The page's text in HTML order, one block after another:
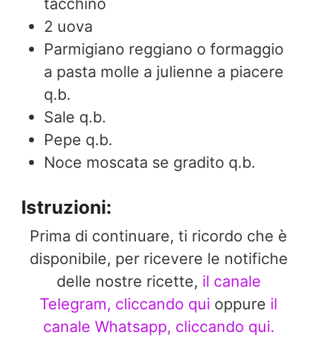
tacchino
2 uova
Parmigiano reggiano o formaggio
a pasta molle a julienne a piacere
q.b.
Sale q.b.
Pepe q.b.
Noce moscata se gradito q.b.
Istruzioni:
Prima di continuare, ti ricordo che è
disponibile, per ricevere le notifiche
delle nostre ricette, il canale
Telegram, cliccando qui oppure il
canale Whatsapp, cliccando qui.